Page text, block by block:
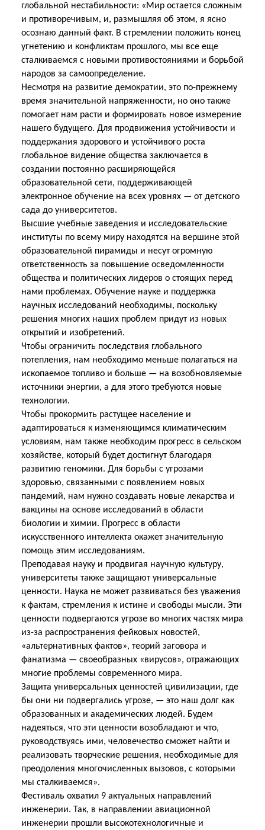
глобальной нестабильности: «Мир остается сложным
и противоречивым, и, размышляя об этом, я ясно
осознаю данный факт. В стремлении положить конец
угнетению и конфликтам прошлого, мы все еще
сталкиваемся с новыми противостояниями и борьбой
народов за самоопределение.
Несмотря на развитие демократии, это по-прежнему
время значительной напряженности, но оно также
помогает нам расти и формировать новое измерение
нашего будущего. Для продвижения устойчивости и
поддержания здорового и устойчивого роста
глобальное видение общества заключается в
создании постоянно расширяющейся
образовательной сети, поддерживающей
электронное обучение на всех уровнях — от детского
сада до университетов.
Высшие учебные заведения и исследовательские
институты по всему миру находятся на вершине этой
образовательной пирамиды и несут огромную
ответственность за повышение осведомленности
общества и политических лидеров о стоящих перед
нами проблемах. Обучение науке и поддержка
научных исследований необходимы, поскольку
решения многих наших проблем придут из новых
открытий и изобретений.
Чтобы ограничить последствия глобального
потепления, нам необходимо меньше полагаться на
ископаемое топливо и больше — на возобновляемые
источники энергии, а для этого требуются новые
технологии.
Чтобы прокормить растущее население и
адаптироваться к изменяющимся климатическим
условиям, нам также необходим прогресс в сельском
хозяйстве, который будет достигнут благодаря
развитию геномики. Для борьбы с угрозами
здоровью, связанными с появлением новых
пандемий, нам нужно создавать новые лекарства и
вакцины на основе исследований в области
биологии и химии. Прогресс в области
искусственного интеллекта окажет значительную
помощь этим исследованиям.
Преподавая науку и продвигая научную культуру,
университеты также защищают универсальные
ценности. Наука не может развиваться без уважения
к фактам, стремления к истине и свободы мысли. Эти
ценности подвергаются угрозе во многих частях мира
из-за распространения фейковых новостей,
«альтернативных фактов», теорий заговора и
фанатизма — своеобразных «вирусов», отражающих
многие проблемы современного мира.
Защита универсальных ценностей цивилизации, где
бы они ни подвергались угрозе, — это наш долг как
образованных и академических людей. Будем
надеяться, что эти ценности возобладают и что,
руководствуясь ими, человечество сможет найти и
реализовать творческие решения, необходимые для
преодоления многочисленных вызовов, с которыми
мы сталкиваемся».
Фестиваль охватил 9 актуальных направлений
инженерии. Так, в направлении авиационной
инженерии прошли высокотехнологичные и